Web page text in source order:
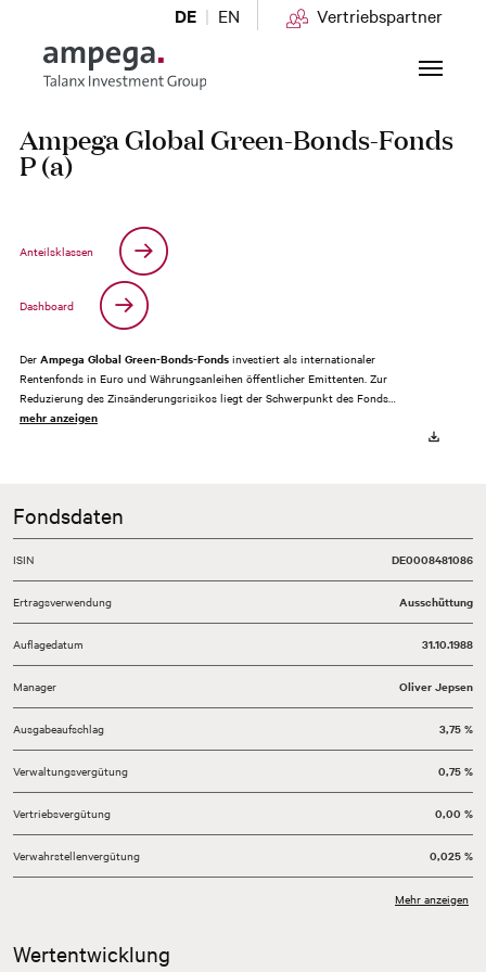
DE EN
Vertriebspartner
Zum Hauptinhalt springen
Ampega Global Green-Bonds-Fonds
P (a)
Anteilsklassen
Dashboard
Der Ampega Global Green-Bonds-Fonds investiert als internationaler
Rentenfonds in Euro und Währungsanleihen öffentlicher Emittenten. Zur
Reduzierung des Zinsänderungsrisikos liegt der Schwerpunkt des Fonds…
mehr anzeigen
Fondsdaten
ISIN DE0008481086
Ertragsverwendung Ausschüttung
Auflagedatum 31.10.1988
Manager Oliver Jepsen
Ausgabeaufschlag 3,75 %
Verwaltungsvergütung 0,75 %
Vertriebsvergütung 0,00 %
Verwahrstellenvergütung 0,025 %
0,82 %
Mehr anzeigen
Wertentwicklung